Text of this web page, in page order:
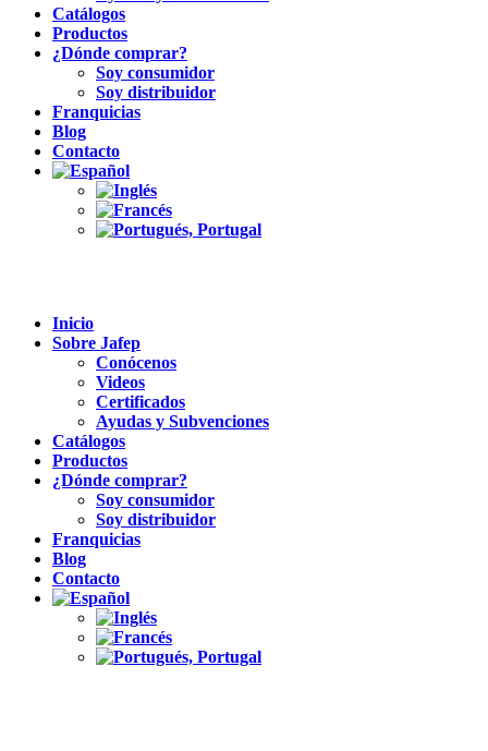
Catálogos
Productos
¿Dónde comprar?
Soy consumidor
Soy distribuidor
Franquicias
Blog
Contacto
Inicio
Sobre Jafep
Conócenos
Videos
Certificados
Ayudas y Subvenciones
Catálogos
Productos
¿Dónde comprar?
Soy consumidor
Soy distribuidor
Franquicias
Blog
Contacto